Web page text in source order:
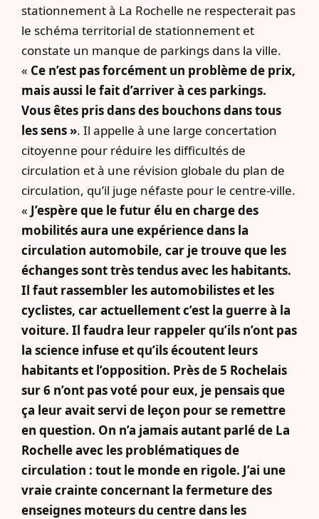
stationnement à La Rochelle ne respecterait pas
le schéma territorial de stationnement et
constate un manque de parkings dans la ville.
« Ce n’est pas forcément un problème de prix,
mais aussi le fait d’arriver à ces parkings.
Vous êtes pris dans des bouchons dans tous
les sens ». Il appelle à une large concertation
citoyenne pour réduire les difficultés de
circulation et à une révision globale du plan de
circulation, qu’il juge néfaste pour le centre-ville.
« J’espère que le futur élu en charge des
mobilités aura une expérience dans la
circulation automobile, car je trouve que les
échanges sont très tendus avec les habitants.
Il faut rassembler les automobilistes et les
cyclistes, car actuellement c’est la guerre à la
voiture. Il faudra leur rappeler qu’ils n’ont pas
la science infuse et qu’ils écoutent leurs
habitants et l’opposition. Près de 5 Rochelais
sur 6 n’ont pas voté pour eux, je pensais que
ça leur avait servi de leçon pour se remettre
en question. On n’a jamais autant parlé de La
Rochelle avec les problématiques de
circulation : tout le monde en rigole. J’ai une
vraie crainte concernant la fermeture des
enseignes moteurs du centre dans les